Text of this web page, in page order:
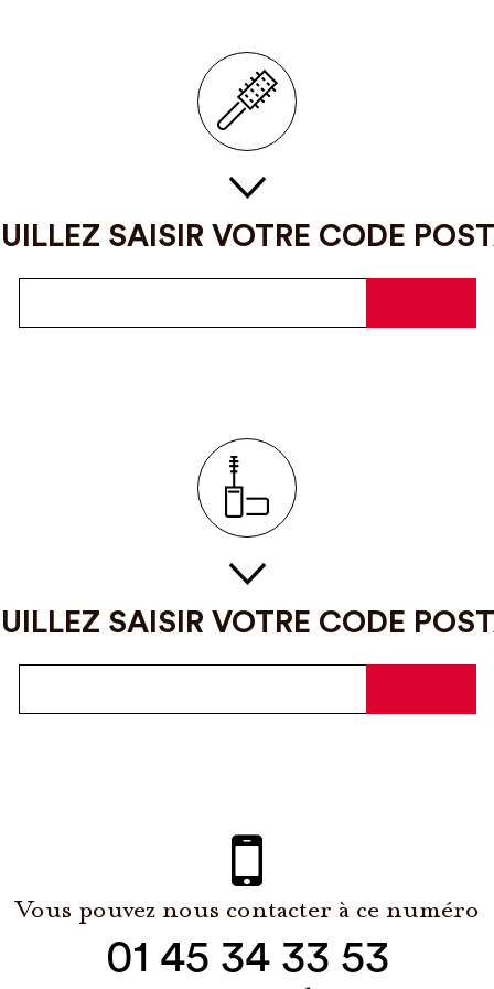
SAISIR VOTRE CODE
SAISIR VOTRE CODE
Vous pouvez nous contacter à ce numéro
01 45 34 33 53